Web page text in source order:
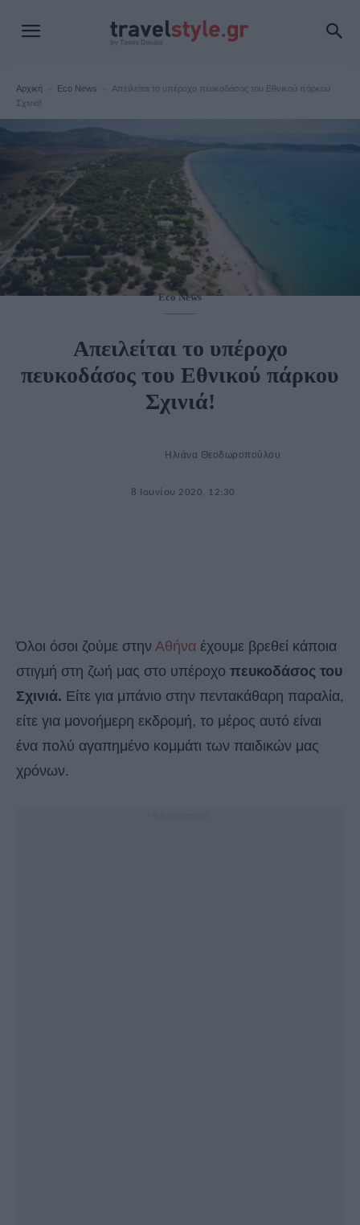
Αρχική Eco News
Απειλείται το υπέροχο πευκοδάσος του Εθνικού πάρκου
Σχινιά!
Eco News
Απειλείται το υπέροχο
πευκοδάσος του Εθνικού πάρκου
Σχινιά!
Ηλιάνα Θεοδωροπούλου
8 Ιουνίου 2020, 12:30
Όλοι όσοι ζούμε στην Αθήνα έχουμε βρεθεί κάποια
στιγμή στη ζωή μας στο υπέροχο πευκοδάσος του
Σχινιά. Είτε για μπάνιο στην πεντακάθαρη παραλία,
είτε για μονοήμερη εκδρομή, το μέρος αυτό είναι
ένα πολύ αγαπημένο κομμάτι των παιδικών μας
χρόνων.